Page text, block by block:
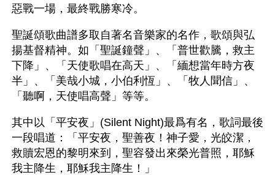
惡戰一場，最終戰勝寒冷。
聖誕頌歌曲譜多取自著名音樂家的名作，歌頌與弘
揚基督精神。如「聖誕鐘聲」、「普世歡騰，救主
下降」、「天使歌唱在高天」、「緬想當年時方夜
半」、「美哉小城，小伯利恆」、「牧人聞信」、
「聽啊，天使唱高聲」等等。
其中以「平安夜」(Silent Night)最爲有名，歌詞最後
一段唱道：「平安夜，聖善夜！神子愛，光皎潔，
救贖宏恩的黎明來到，聖容發出來榮光普照，耶穌
我主降生，耶穌我主降生！」